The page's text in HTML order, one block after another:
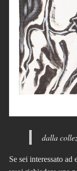
dalla
Se sei interessato ad